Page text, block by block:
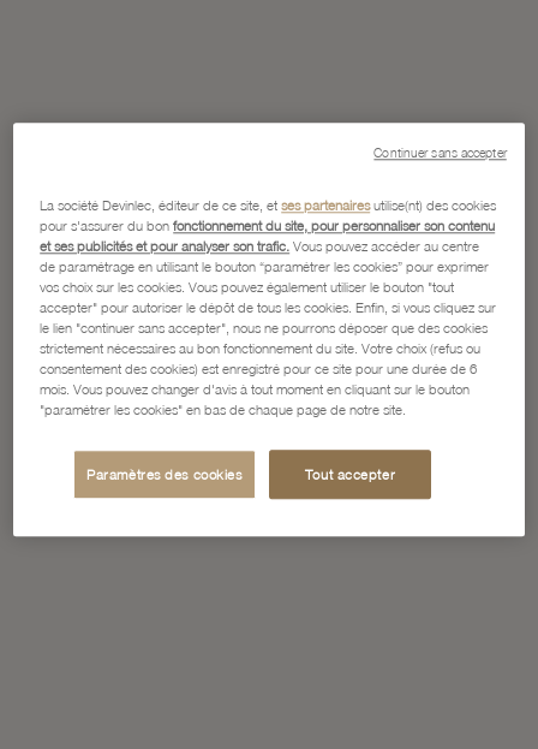
La société Devinlec, éditeur de ce site, etses partenairesutilise(nt) des cookies
pour s'assurer du bonfonctionnement du site, pour personnaliser son contenu
et ses publicités et pour analyser son trafic. Vous pouvez accéder au centre
de paramétrage en utilisant le bouton “paramétrer les cookies” pour exprimer
vos choix sur les cookies. Vous pouvez également utiliser le bouton "tout
accepter" pour autoriser le dépôt de tous les cookies. Enfin, si vous cliquez sur
le lien "continuer sans accepter", nous ne pourrons déposer que des cookies
strictement nécessaires au bon fonctionnement du site. Votre choix (refus ou
consentement des cookies) est enregistré pour ce site pour une durée de 6
mois. Vous pouvez changer d'avis à tout moment en cliquant sur le bouton
"paramétrer les cookies" en bas de chaque page de notre site.
Paramètres des cookies Tout accepter
Continuer sans accepter